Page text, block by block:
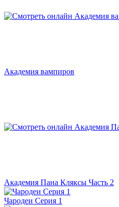
Академия вампиров
Академия Пана Кляксы Часть 2
Чародеи Серия 1